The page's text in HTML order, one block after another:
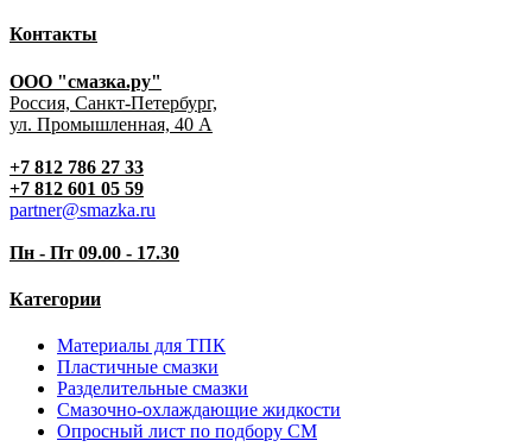
Контакты
ООО "смазка.ру"
Россия, Санкт-Петербург,
ул. Промышленная, 40 А
+7 812 786 27 33
+7 812 601 05 59
partner@smazka.ru
Пн - Пт 09.00 - 17.30
Категории
Материалы для ТПК
Пластичные смазки
Разделительные смазки
Смазочно-охлаждающие жидкости
Опросный лист по подбору СМ